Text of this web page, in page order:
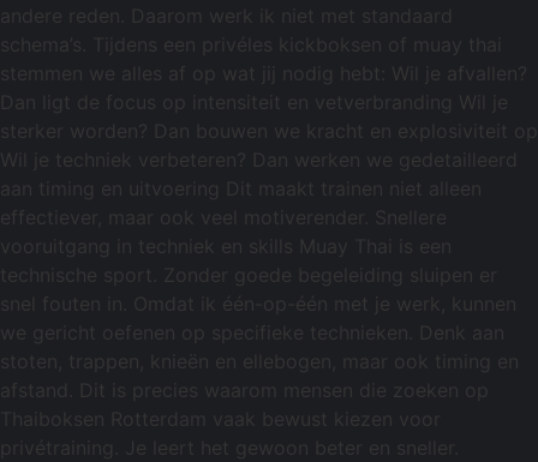
andere reden. Daarom werk ik niet met standaard
schema’s. Tijdens een privéles kickboksen of muay thai
stemmen we alles af op wat jij nodig hebt: Wil je afvallen?
Dan ligt de focus op intensiteit en vetverbranding Wil je
sterker worden? Dan bouwen we kracht en explosiviteit op
Wil je techniek verbeteren? Dan werken we gedetailleerd
aan timing en uitvoering Dit maakt trainen niet alleen
effectiever, maar ook veel motiverender. Snellere
vooruitgang in techniek en skills Muay Thai is een
technische sport. Zonder goede begeleiding sluipen er
snel fouten in. Omdat ik één-op-één met je werk, kunnen
we gericht oefenen op specifieke technieken. Denk aan
stoten, trappen, knieën en ellebogen, maar ook timing en
afstand. Dit is precies waarom mensen die zoeken op
Thaiboksen Rotterdam vaak bewust kiezen voor
privétraining. Je leert het gewoon beter en sneller.